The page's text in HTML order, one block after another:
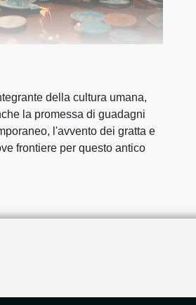
della cultura umana,
la promessa di guadagni
l'avvento dei gratta e
frontiere per questo antico